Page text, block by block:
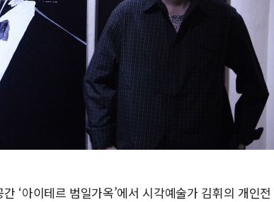
‘아이테르 범일가옥’에서 시각예술가 김휘의 개인전